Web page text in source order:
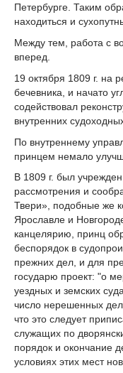
Петербурге. Таким
находиться и
Между тем, работа с
вперед.
19 октября 1809 г. на
бечевника, и начато
содействовал
внутренних
По внутреннему
принцем немало
В 1809 г. был
рассмотрения и
Твери», подобные же
Ярославле и
канцелярию, принц
беспорядок в
прежних дел, и для
государю проект: "о
уездных и земских
число нерешенных дел
что это следует
служащих по
порядок и окончание
условиях этих мест